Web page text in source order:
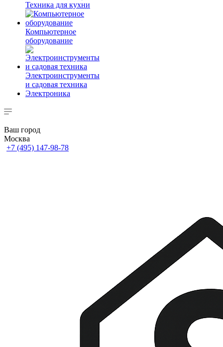
Техника для кухни
Компьютерное
оборудование
Электроинструменты
и садовая техника
Электроника
Ваш город
Москва
+7 (495) 147-98-78